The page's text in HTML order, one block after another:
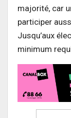
majorité, car
participer
Jusqu’aux
minimum